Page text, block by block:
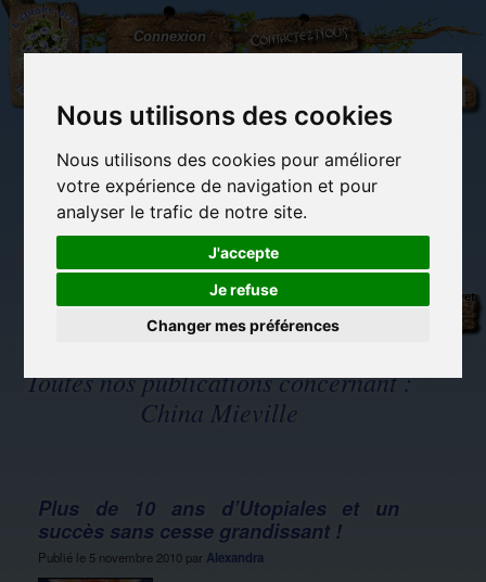
Nous utilisons des cookies
Nous utilisons des cookies pour améliorer
votre expérience de navigation et pour
analyser le trafic de notre site.
J'accepte
Je refuse
Changer mes préférences
L'Arbre
aux
100.000
Connexion Contactez-nous
(vide)
imaginaires
Carterie
papeterie
originale
manuelles,
détente et jeux
Objets déco et
cadeaux
Du côté du
Toutes nos publications concernant :
China Mieville
Plus de 10 ans d’Utopiales et un
succès sans cesse grandissant !
Publié le 5 novembre 2010 par Alexandra